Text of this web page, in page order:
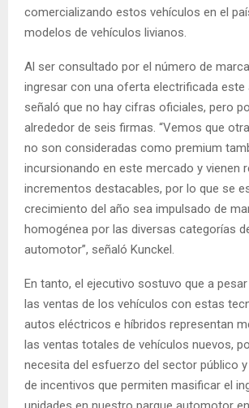
comercializando estos vehículos en el
modelos de vehículos livianos.
Al ser consultado por el número de
ingresar con una oferta electrificada este
señaló que no hay cifras oficiales, pero
alrededor de seis firmas. “Vemos que
no son consideradas como premium
incursionando en este mercado y vienen
incrementos destacables, por lo que se
crecimiento del año sea impulsado de
homogénea por las diversas categorías
automotor”, señaló Kunckel.
En tanto, el ejecutivo sostuvo que a
las ventas de los vehículos con estas
autos eléctricos e híbridos representan
las ventas totales de vehículos nuevos,
necesita del esfuerzo del sector público
de incentivos que permiten masificar el